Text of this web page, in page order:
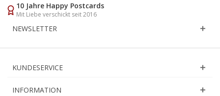
10 Jahre Happy Postcards
Mit Liebe verschickt seit 2016
NEWSLETTER
KUNDESERVICE
INFORMATION